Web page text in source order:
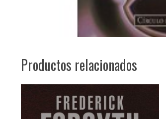
Productos relacionados